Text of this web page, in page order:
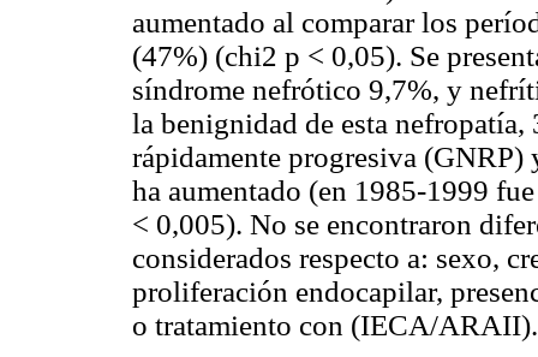
aumentado al comparar los
(47%) (chi2 p < 0,05). Se
síndrome nefrótico 9,7%, y
la benignidad de esta
rápidamente progresiva (GNRP)
ha aumentado (en 1985-1999
< 0,005). No se encontraron
considerados respecto a: sexo,
proliferación endocapilar,
o tratamiento con (IECA/ARAII).